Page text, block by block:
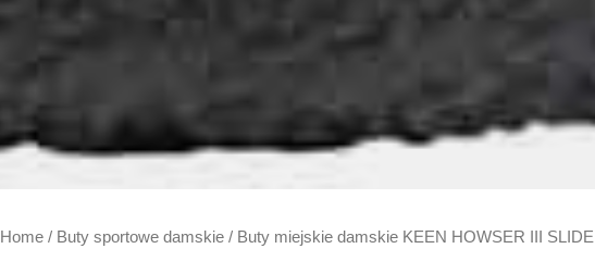
Home / Buty sportowe damskie / Buty miejskie damskie KEEN HOWSER III SLIDE